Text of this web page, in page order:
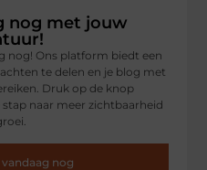
nog met jouw
nog! Ons platform biedt een
te delen en je blog met
Druk op de knop
stap naar meer zichtbaarheid
nog